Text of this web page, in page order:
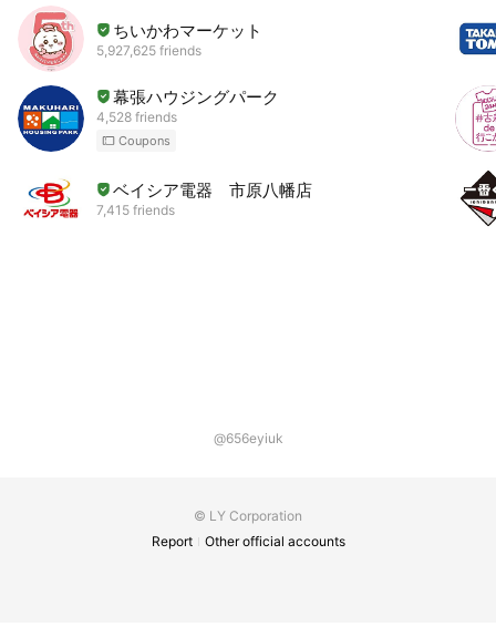
ちいかわマーケット
5,927,625 friends
幕張ハウジングパーク
4,528 friends
Coupons
ベイシア電器 市原八幡店
7,415 friends
@656eyiuk
© LY Corporation
Report
Other official accounts